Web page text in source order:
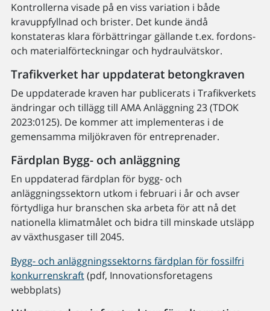
Kontrollerna visade på en viss variation i både
kravuppfyllnad och brister. Det kunde ändå
konstateras klara förbättringar gällande t.ex. fordons-
och materialförteckningar och hydraulvätskor.
Trafikverket har uppdaterat betongkraven
De uppdaterade kraven har publicerats i Trafikverkets
ändringar och tillägg till AMA Anläggning 23 (TDOK
2023:0125). De kommer att implementeras i de
gemensamma miljökraven för entreprenader.
Färdplan Bygg- och anläggning
En uppdaterad färdplan för bygg- och
anläggningssektorn utkom i februari i år och avser
förtydliga hur branschen ska arbeta för att nå det
nationella klimatmålet och bidra till minskade utsläpp
av växthusgaser till 2045.
Bygg- och anläggningssektorns färdplan för fossilfri
konkurrenskraft(pdf, Innovationsforetagens
webbplats)